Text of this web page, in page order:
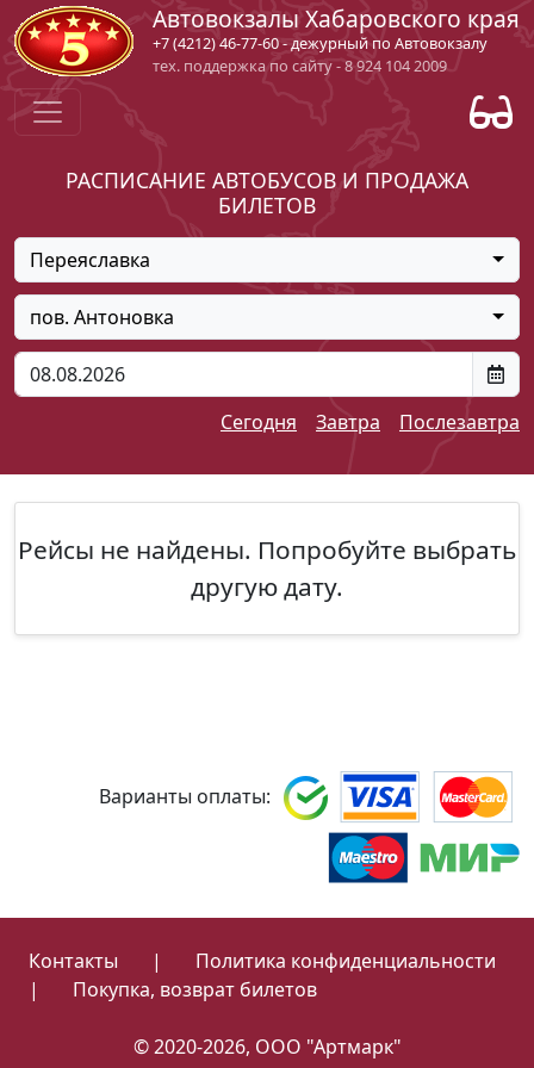
Автовокзалы Хабаровского края
+7 (4212) 46-77-60 - дежурный по Автовокзалу
тех. поддержка по сайту - 8 924 104 2009
РАСПИСАНИЕ АВТОБУСОВ И ПРОДАЖА
БИЛЕТОВ
Переяславка
пов. Антоновка
Сегодня Завтра Послезавтра
Рейсы не найдены. Попробуйте выбрать
другую дату.
Варианты оплаты:
Контакты |
Политика конфиденциальности
|
Покупка, возврат билетов
© 2020-2026, ООО "Артмарк"